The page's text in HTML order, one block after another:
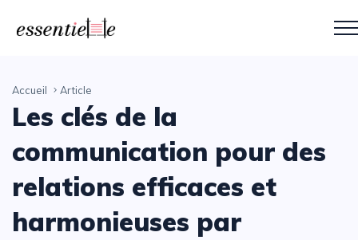
Accueil Article
Les clés de la
communication pour des
relations efficaces et
harmonieuses par